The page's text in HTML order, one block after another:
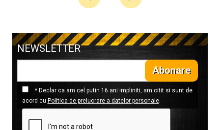
NEWSLETTER
Abonare
* Declar ca am cel putin 16 ani impliniti, am citit si sunt de
acord cu Politica de prelucrare a datelor personale.